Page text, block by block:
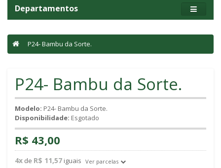
Departamentos
P24- Bambu da Sorte.
P24- Bambu da Sorte.
Modelo: P24- Bambu da Sorte.
Disponibilidade: Esgotado
R$ 43,00
4x de R$ 11,57 iguais Ver parcelas